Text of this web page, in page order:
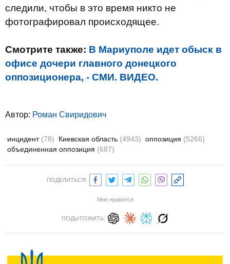
следили, чтобы в это время никто не
фотографировал происходящее.
Смотрите также: В Мариуполе идет обыск в
офисе дочери главного донецкого
оппозиционера, - СМИ. ВИДЕО.
Автор: Роман Свиридович
инцидент (78) Киевская область (4943) оппозиция (5266)
объединенная оппозиция (687)
ПОДЕЛИТЬСЯ:
Мне нравится
ПОДЫТОЖИТЬ: